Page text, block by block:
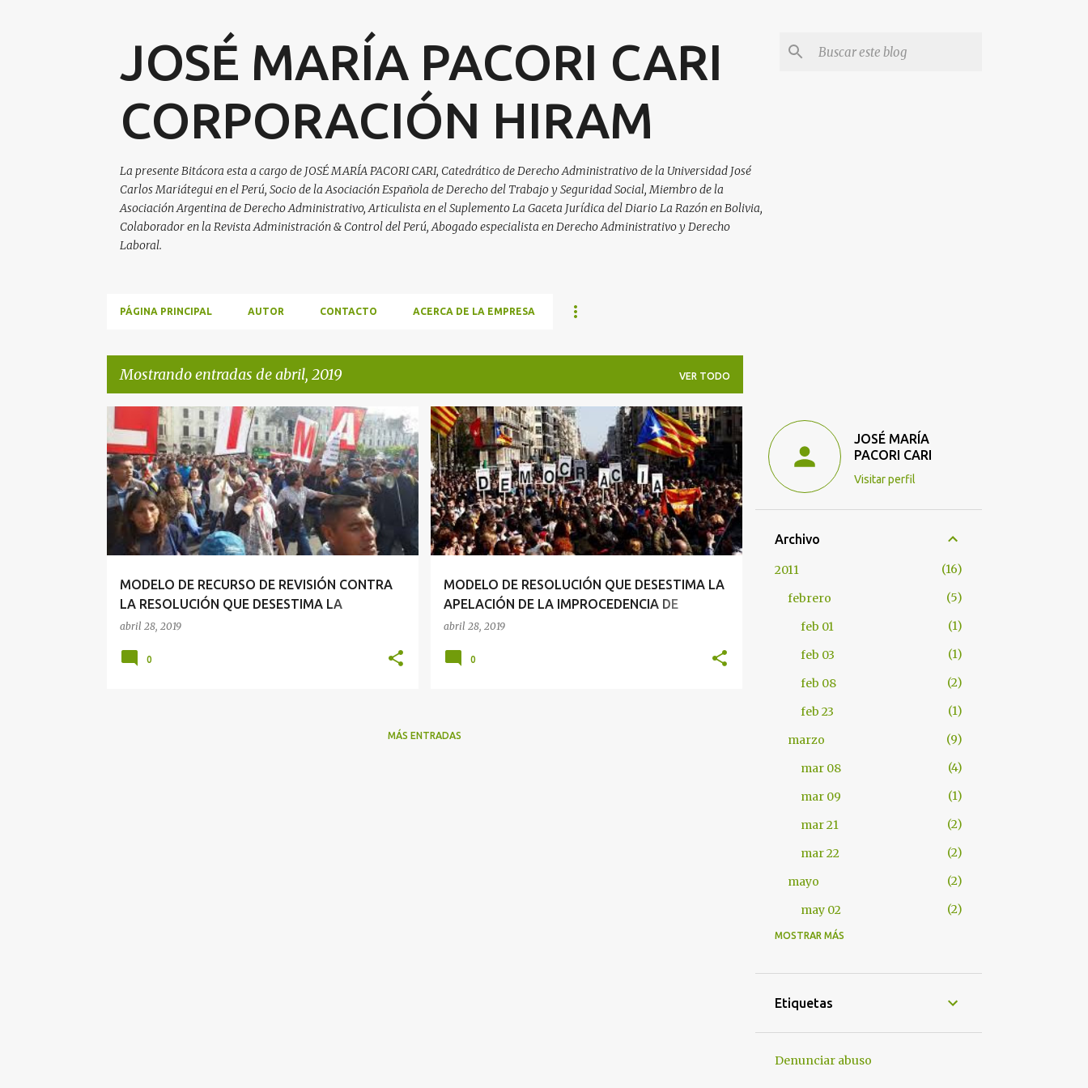
JOSÉ MARÍA PACORI CARI
CORPORACIÓN HIRAM
La presente Bitácora esta a cargo de JOSÉ MARÍA PACORI CARI, Catedrático de Derecho Administrativo de la Universidad José
Carlos Mariátegui en el Perú, Socio de la Asociación Española de Derecho del Trabajo y Seguridad Social, Miembro de la
Asociación Argentina de Derecho Administrativo, Articulista en el Suplemento La Gaceta Jurídica del Diario La Razón en Bolivia,
Colaborador en la Revista Administración & Control del Perú, Abogado especialista en Derecho Administrativo y Derecho
Laboral.
PÁGINA PRINCIPAL AUTOR CONTACTO ACERCA DE LA EMPRESA
Mostrando entradas de abril, 2019 VER TODO
E
n
t
r
MODELO DE RECURSO DE REVISIÓN CONTRA
LA RESOLUCIÓN QUE DESESTIMA LA
APELACIÓN DECLARANDO IMPROCEDENTE
abril 28, 2019
HUELGA
0
MODELO DE RESOLUCIÓN QUE DESESTIMA LA
APELACIÓN DE LA IMPROCEDENCIA DE
HUELGA
abril 28, 2019
HUELGA
0
MÁS ENTRADAS
JOSÉ MARÍA
PACORI CARI
Visitar perfil
Archivo
2011
16
febrero
5
feb 01
1
feb 03
1
feb 08
2
feb 23
1
marzo
9
mar 08
4
mar 09
1
mar 21
2
mar 22
2
mayo
2
may 02
2
2012
abr 17
MOSTRAR MÁS
Etiquetas
Denunciar abuso